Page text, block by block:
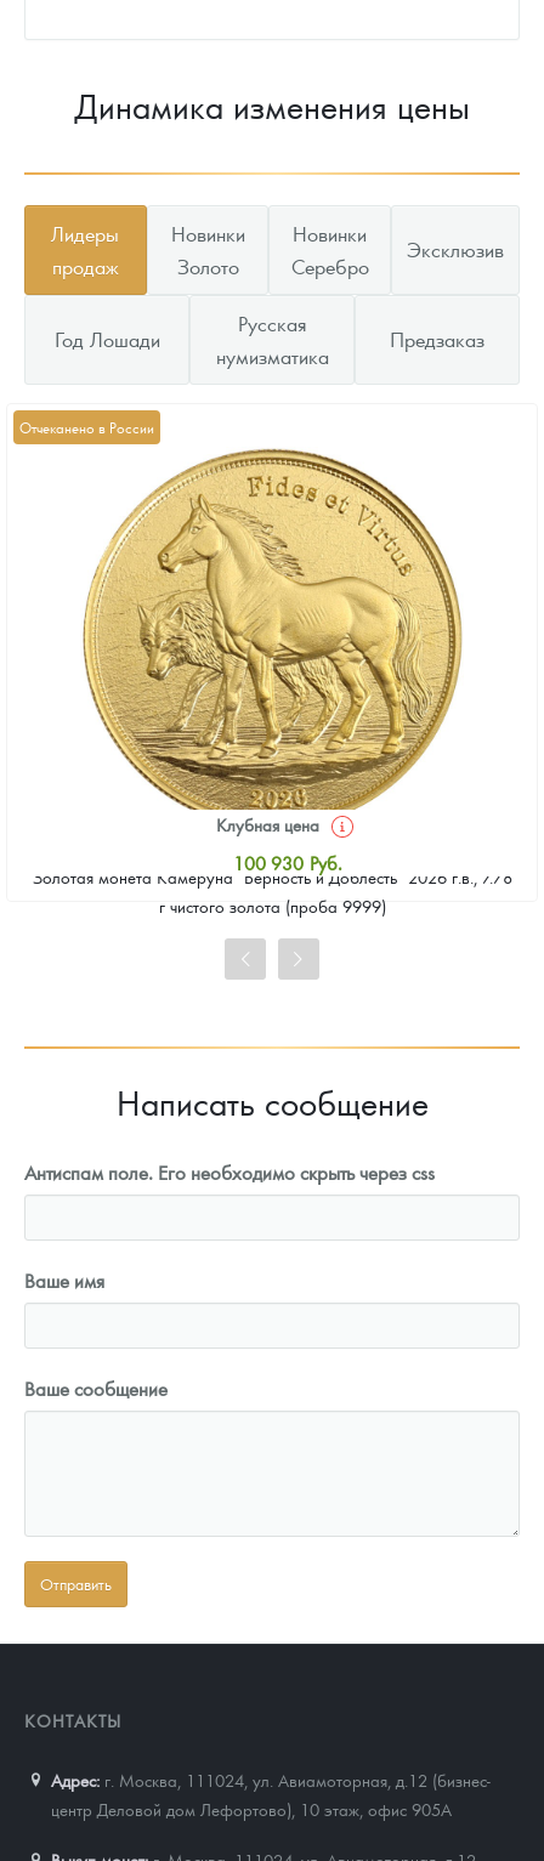
Динамика изменения цены
Лидеры
продаж
Новинки
Золото
Новинки
Серебро
Эксклюзив
Год Лошади
Русская
нумизматика
Предзаказ
Отчеканено в России
Золотая монета Камеруна "Верность и Доблесть" 2026 г.в., 7.78
г чистого золота (проба 9999)
Клубная цена
100 930 Руб.
Стандартная цена
Цена выкупа
Написать сообщение
Антиспам поле. Его необходимо скрыть через css
Ваше имя
Ваше сообщение
КОНТАКТЫ
Адрес: г. Москва, 111024 ул. Авиамоторная, д.12 (бизнес-
центр Деловой дом Лефортово), 10 этаж, офис 905А